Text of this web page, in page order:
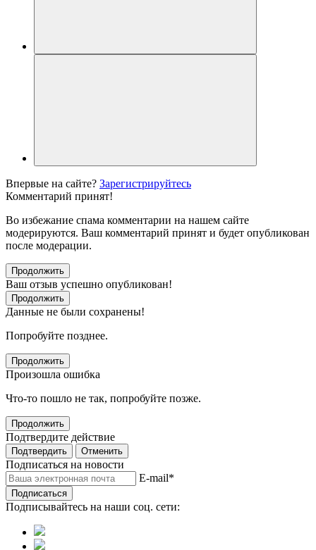
Впервые на сайте? Зарегистрируйтесь
Комментарий принят!
Во избежание спама комментарии на нашем сайте
модерируются. Ваш комментарий принят и будет опубликован
после модерации.
Продолжить
Ваш отзыв успешно опубликован!
Продолжить
Данные не были сохранены!
Попробуйте позднее.
Продолжить
Произошла ошибка
Что-то пошло не так, попробуйте позже.
Продолжить
Подтвердите действие
Подтвердить Отменить
Подписаться на новости
E-mail*
Подписаться
Подписывайтесь на наши соц. сети: